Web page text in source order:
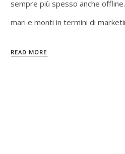
sempre più spesso anche
mari e monti in termini di
READ MORE